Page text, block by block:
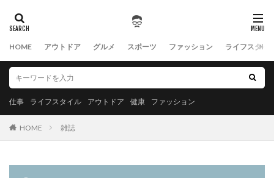
HOME アウトドア グルメ スポーツ ファッション ライフスタイ
仕事 ライフスタイル アウトドア 健康 ファッション
HOME 雑誌